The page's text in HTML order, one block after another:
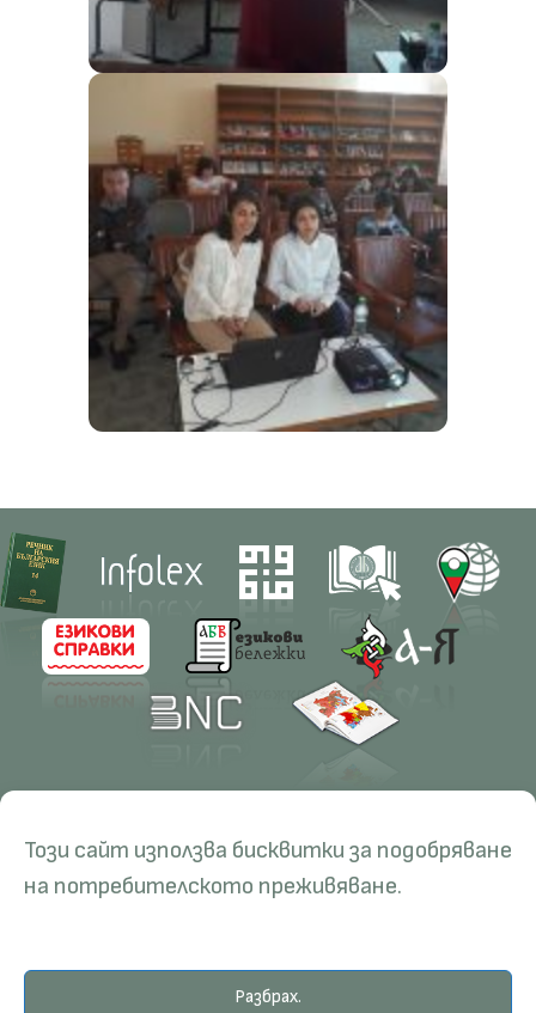
Този сайт използва бисквитки за подобряване
на потребителското преживяване.
Разбрах.
Management Projects
Education
Specialisation
Resources
BERON